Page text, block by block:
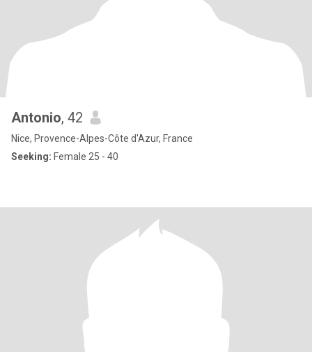
Antonio, 42
Nice, Provence-Alpes-Côte d'Azur, France
Seeking: Female 25 - 40